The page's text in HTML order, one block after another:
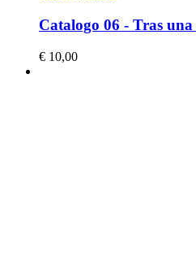
Catalogo 06 - Tras
€ 10,00